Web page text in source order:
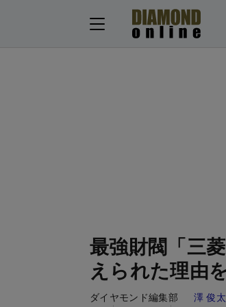
最強財閥「三
えられた理由
ダイヤモンド編集部 澤 俊